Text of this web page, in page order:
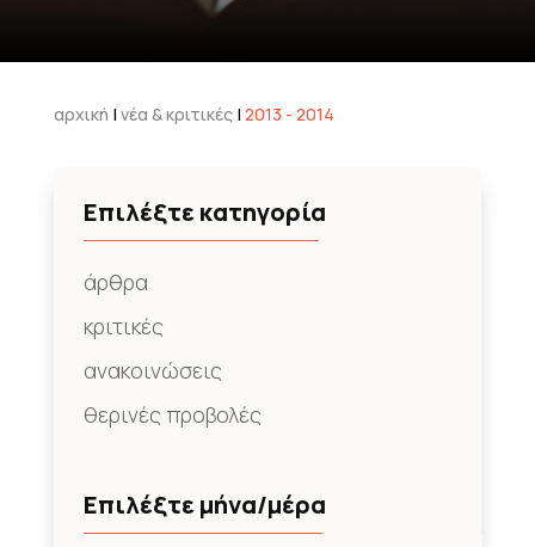
αρχική | νέα & κριτικές| 2013 - 2014
Επιλέξτε κατηγορία
άρθρα
κριτικές
ανακοινώσεις
θερινές προβολές
Επιλέξτε μήνα/μέρα